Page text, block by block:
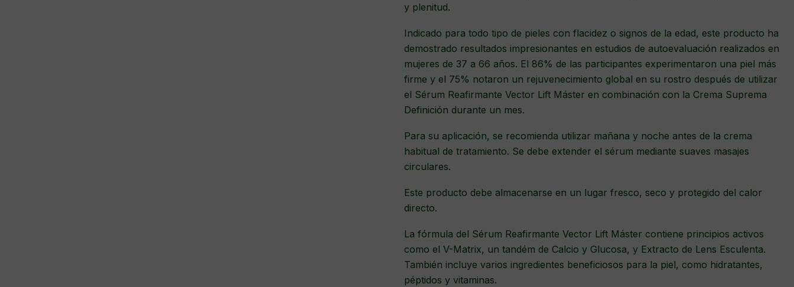
y plenitud.
Indicado para todo tipo de pieles con flacidez o signos de la edad, este producto ha
demostrado resultados impresionantes en estudios de autoevaluación realizados en
mujeres de 37 a 66 años. El 86% de las participantes experimentaron una piel más
firme y el 75% notaron un rejuvenecimiento global en su rostro después de utilizar
el Sérum Reafirmante Vector Lift Máster en combinación con la Crema Suprema
Definición durante un mes.
Para su aplicación, se recomienda utilizar mañana y noche antes de la crema
habitual de tratamiento. Se debe extender el sérum mediante suaves masajes
circulares.
Este producto debe almacenarse en un lugar fresco, seco y protegido del calor
directo.
La fórmula del Sérum Reafirmante Vector Lift Máster contiene principios activos
como el V-Matrix, un tandém de Calcio y Glucosa, y Extracto de Lens Esculenta.
También incluye varios ingredientes beneficiosos para la piel, como hidratantes,
péptidos y vitaminas.